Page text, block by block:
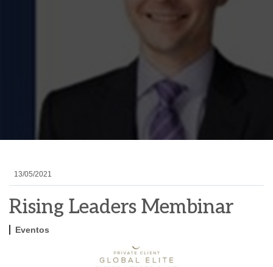
13/05/2021
Rising Leaders Membinar
Eventos